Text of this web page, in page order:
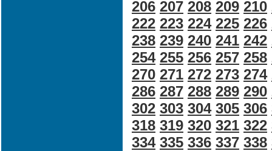
206 207 208 209 210
222 223 224 225 226
238 239 240 241 242
254 255 256 257 258
270 271 272 273 274
286 287 288 289 290
302 303 304 305 306
318 319 320 321 322
334 335 336 337 338